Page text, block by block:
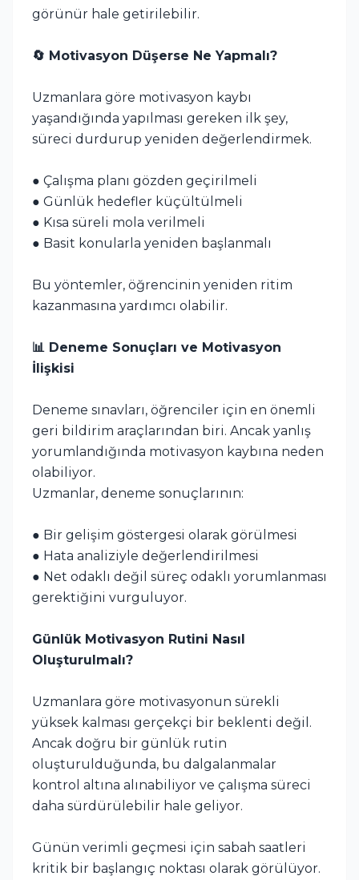
görünür hale getirilebilir.
🔄 Motivasyon Düşerse Ne Yapmalı?
Uzmanlara göre motivasyon kaybı
yaşandığında yapılması gereken ilk şey,
süreci durdurup yeniden değerlendirmek.
● Çalışma planı gözden geçirilmeli
● Günlük hedefler küçültülmeli
● Kısa süreli mola verilmeli
● Basit konularla yeniden başlanmalı
Bu yöntemler, öğrencinin yeniden ritim
kazanmasına yardımcı olabilir.
📊 Deneme Sonuçları ve Motivasyon
İlişkisi
Deneme sınavları, öğrenciler için en önemli
geri bildirim araçlarından biri. Ancak yanlış
yorumlandığında motivasyon kaybına neden
olabiliyor.
Uzmanlar, deneme sonuçlarının:
● Bir gelişim göstergesi olarak görülmesi
● Hata analiziyle değerlendirilmesi
● Net odaklı değil süreç odaklı yorumlanması
gerektiğini vurguluyor.
Günlük Motivasyon Rutini Nasıl
Oluşturulmalı?
Uzmanlara göre motivasyonun sürekli
yüksek kalması gerçekçi bir beklenti değil.
Ancak doğru bir günlük rutin
oluşturulduğunda, bu dalgalanmalar
kontrol altına alınabiliyor ve çalışma süreci
daha sürdürülebilir hale geliyor.
Günün verimli geçmesi için sabah saatleri
kritik bir başlangıç noktası olarak görülüyor.